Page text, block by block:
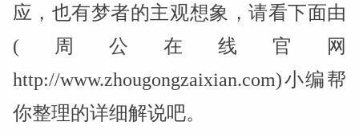
应，也有梦者的主观想象，请看下面由
(周公在线官网
http://www.zhougongzaixian.com)小编帮
你整理的详细解说吧。